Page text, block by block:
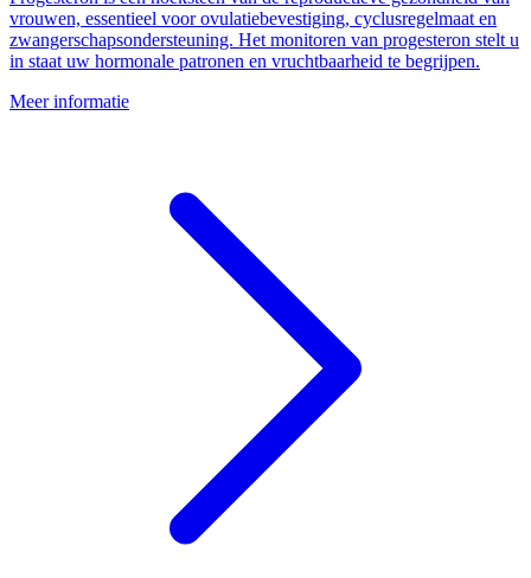
vrouwen, essentieel voor ovulatiebevestiging, cyclusregelmaat en
zwangerschapsondersteuning. Het monitoren van progesteron stelt u
in staat uw hormonale patronen en vruchtbaarheid te begrijpen.
Meer informatie